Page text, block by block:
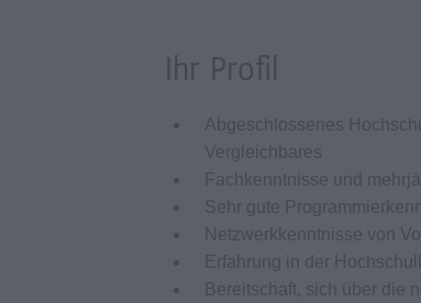
Ihr Profil
Abgeschlossenes
Vergleichbares
Fachkenntnisse und
Sehr gute
Netzwerkkenntnisse von
Erfahrung in der
Bereitschaft, sich über die